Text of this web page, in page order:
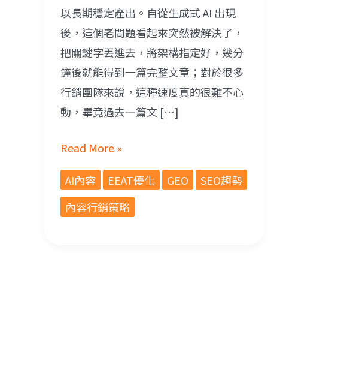
以長期穩定產出。自從生成式 AI 出現
後，這個老問題看起來突然被解決了，
把關鍵字丟進去，將架構指定好，幾分
鐘後就能得到一篇完整文章；對於很多
行銷團隊來說，這種速度真的很難不心
動，畢竟過去一篇文 […]
Read More »
AI內容 EEAT優化 GEO
SEO趨勢
內容行銷策略